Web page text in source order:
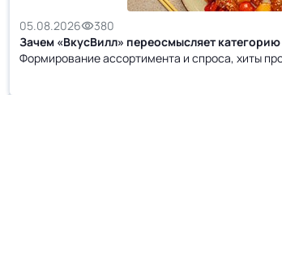
05.08.2026
380
Зачем «ВкусВилл» переосмысляет
Формирование ассортимента и спроса, хиты